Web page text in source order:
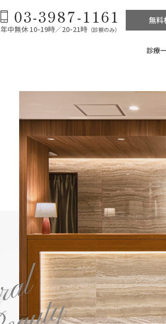
03-3987-1161
年中無休 10-19時／20-21時 （診察のみ）
無料
診療